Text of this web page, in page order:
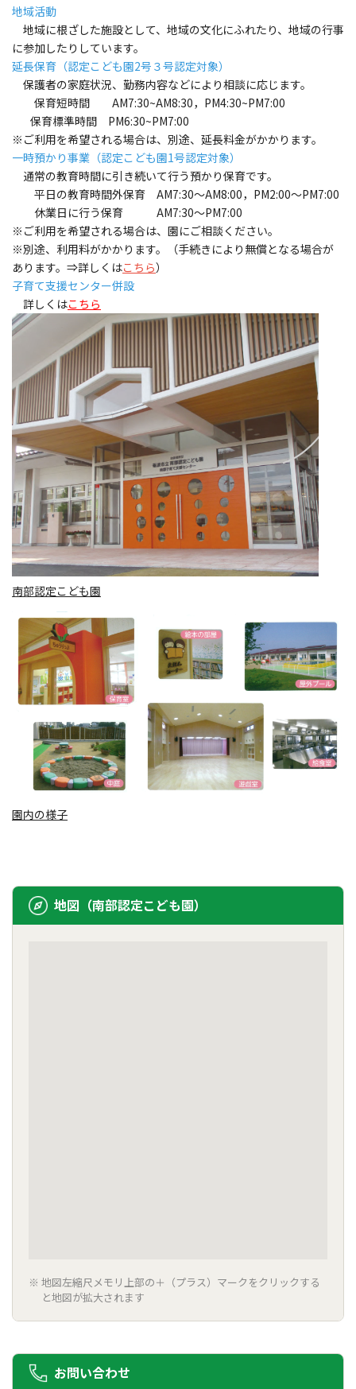
地域活動
地域に根ざした施設として、地域の文化にふれたり、地域の行事
に参加したりしています。
延長保育（認定こども園2号３号認定対象）
保護者の家庭状況、勤務内容などにより相談に応じます。
保育短時間 AM7:30~AM8:30，PM4:30~PM7:00
保育標準時間 PM6:30~PM7:00
※ご利用を希望される場合は、別途、延長料金がかかります。
一時預かり事業（認定こども園1号認定対象）
通常の教育時間に引き続いて行う預かり保育です。
平日の教育時間外保育 AM7:30～AM8:00，PM2:00～PM7:00
休業日に行う保育 AM7:30～PM7:00
※ご利用を希望される場合は、園にご相談ください。
※別途、利用料がかかります。（手続きにより無償となる場合が
あります。⇒詳しくはこちら）
子育て支援センター併設
詳しくはこちら
南部認定こども園
園内の様子
地図（南部認定こども園）
地図左縮尺メモリ上部の＋（プラス）マークをクリックする
と地図が拡大されます
お問い合わせ